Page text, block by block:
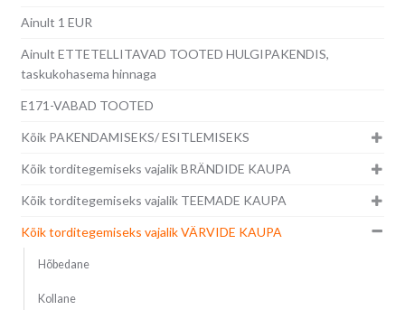
Ainult 1 EUR
Ainult ETTETELLITAVAD TOOTED HULGIPAKENDIS,
taskukohasema hinnaga
E171-VABAD TOOTED
Kõik PAKENDAMISEKS/ ESITLEMISEKS
Kõik torditegemiseks vajalik BRÄNDIDE KAUPA
Kõik torditegemiseks vajalik TEEMADE KAUPA
Kõik torditegemiseks vajalik VÄRVIDE KAUPA
Hõbedane
Kollane